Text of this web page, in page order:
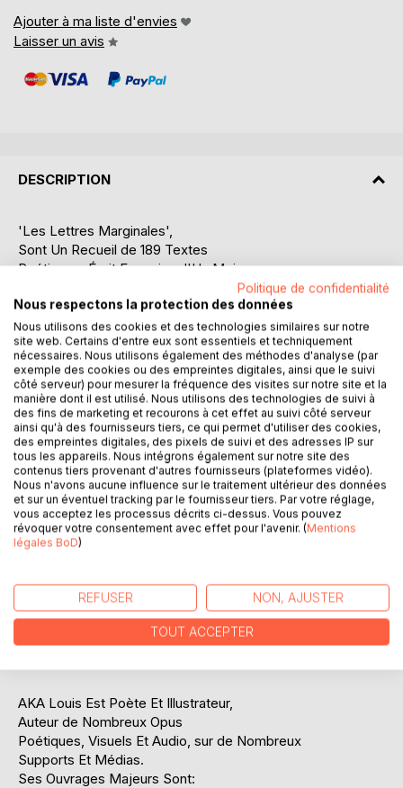
Ajouter à ma liste d'envies
Laisser un avis
DESCRIPTION
'Les Lettres Marginales',
Sont Un Recueil de 189 Textes
Poétiques, Écrit En moins d'Un Mois
Dans L'Expérience Extrême de L'Ecriture...
A Travers, Une Lutte Contre
Soi-Même, Et Au Coeur,
d'Un Maelström, de Sentiments,
AKA Louis, Offre, Un Texte Puissant
Sur L'Abandon, L'Etreinte,
Et La Miséricorde,
La Naissance, Et La Mort,
L'Egarement, Entre Les Dunes...
OEuvre Et Recueil Sur L'Identité
'Les Lettres Marginales', Et Leur
Poésie, Résonnent, comme Une des
Meilleures OEuvres de Leur Auteur...
AKA Louis Est Poète Et Illustrateur,
Auteur de Nombreux Opus
Poétiques, Visuels Et Audio, sur de Nombreux
Supports Et Médias.
Ses Ouvrages Majeurs Sont:
Politique de confidentialité
Nous respectons la protection des données
Nous utilisons des cookies et des technologies similaires sur notre
site web. Certains d'entre eux sont essentiels et techniquement
nécessaires. Nous utilisons également des méthodes d'analyse (par
exemple des cookies ou des empreintes digitales, ainsi que le suivi
côté serveur) pour mesurer la fréquence des visites sur notre site et la
manière dont il est utilisé. Nous utilisons des technologies de suivi à
des fins de marketing et recourons à cet effet au suivi côté serveur
ainsi qu'à des fournisseurs tiers, ce qui permet d'utiliser des cookies,
des empreintes digitales, des pixels de suivi et des adresses IP sur
tous les appareils. Nous intégrons également sur notre site des
contenus tiers provenant d'autres fournisseurs (plateformes vidéo).
Nous n'avons aucune influence sur le traitement ultérieur des données
et sur un éventuel tracking par le fournisseur tiers. Par votre réglage,
vous acceptez les processus décrits ci-dessus. Vous pouvez
révoquer votre consentement avec effet pour l'avenir. (Mentions
légales BoD)
REFUSER NON, AJUSTER
TOUT ACCEPTER